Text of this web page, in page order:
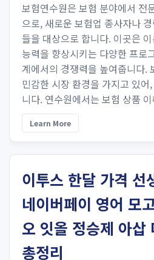
보험연수원은 보험 분야에서 전
으로, 새로운 보험업 종사자나
들을 대상으로 합니다. 이곳은
능력을 향상시키는 다양한 프로
계에서의 경쟁력을 높여줍니다.
민감한 시장 환경을 가지고 있어
니다. 연수원에서는 보험 상품
Learn More
이투스 한달 가격 선
네이버페이 영어 모
오 잇올 정승제 아삽
총정리